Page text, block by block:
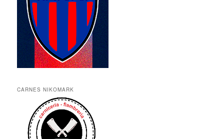
CARNES NIKOMARK